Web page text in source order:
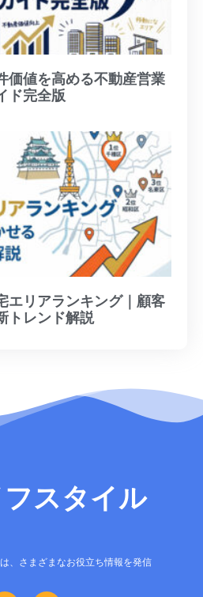
価値を高める不動産営業
ド完全版
エリアランキング｜顧客
トレンド解説
スタイル
、さまざまなお役立ち情報を発信